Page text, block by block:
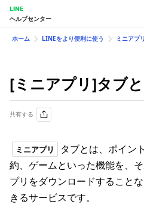
LINE
ヘルプセンター
ホーム LINEをより便利に使う ミニアプ
[ミニアプリ]タブ
共有する
ミニアプリ
タブとは、ポイン
約、ゲームといった機能を、
プリをダウンロードすること
きるサービスです。